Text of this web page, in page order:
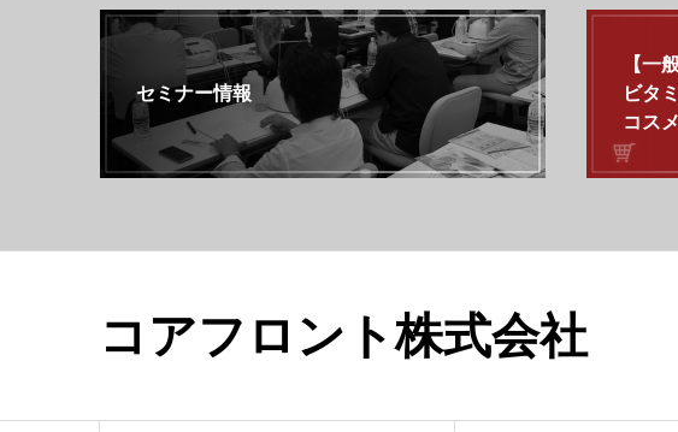
セミナー情報
【一
ビタ
コス
コアフロント株式会社